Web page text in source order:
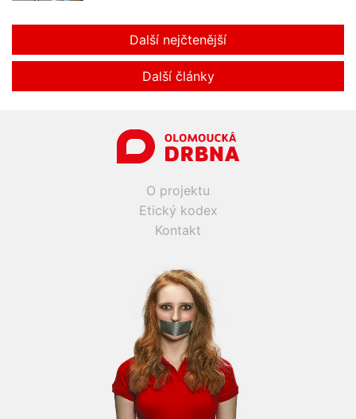
Další nejčtenější
Další články
O projektu
Etický kodex
Kontakt